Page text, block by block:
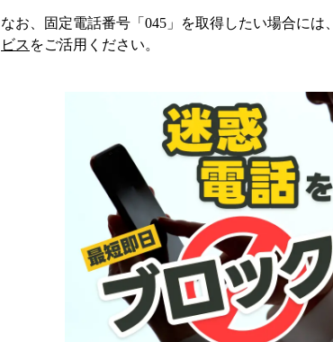
なお、固定電話番号「 045 」を取得したい場合には、
ビス をご活用ください。